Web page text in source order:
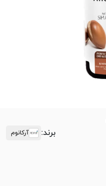
برند: آرکانوم